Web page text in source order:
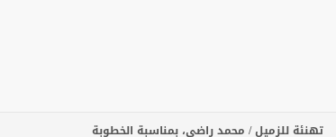
تهنئة للزميل / محمد راضي، بمناسبة الخطوبة